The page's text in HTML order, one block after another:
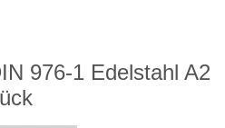
976-1 Edelstahl A2